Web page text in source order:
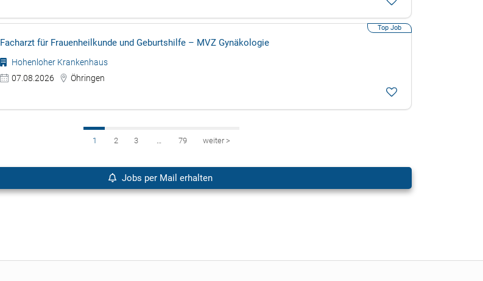
Facharzt für Frauenheilkunde und Geburtshilfe – MVZ Gynäkologie
Hohenloher Krankenhaus
07.08.2026
Öhringen
1 2 3 … 79 weiter>
Jobs per Mail erhalten